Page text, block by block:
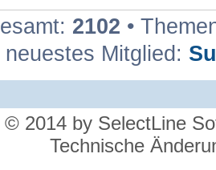
2102 •
neuestes Mitglied:
© 2014 by SelectLine
Technische